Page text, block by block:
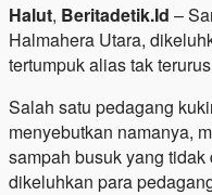
Halut, Beritadetik.Id –
Halmahera Utara,
tertumpuk alias tak
Salah satu pedagang
menyebutkan namanya,
sampah busuk yang
dikeluhkan para